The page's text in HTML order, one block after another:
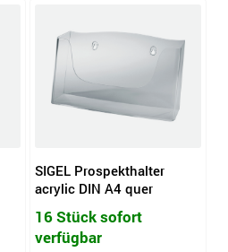
SIGEL Prospekthalter
acrylic DIN A4 quer
16 Stück sofort
verfügbar